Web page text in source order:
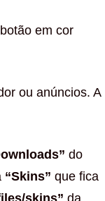
em cor
ou anúncios. A
do
“Skins” que fica
skins” da